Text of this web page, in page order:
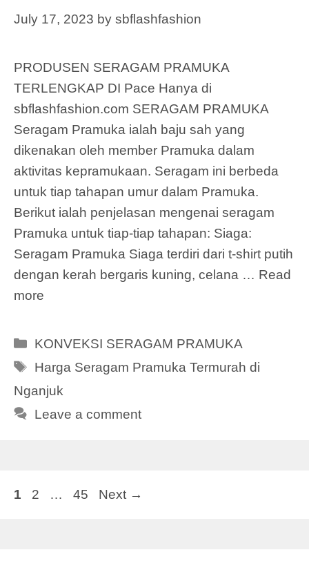
July 17, 2023 by sbflashfashion
PRODUSEN SERAGAM PRAMUKA
TERLENGKAP DI Pace Hanya di
sbflashfashion.com SERAGAM PRAMUKA
Seragam Pramuka ialah baju sah yang
dikenakan oleh member Pramuka dalam
aktivitas kepramukaan. Seragam ini berbeda
untuk tiap tahapan umur dalam Pramuka.
Berikut ialah penjelasan mengenai seragam
Pramuka untuk tiap-tiap tahapan: Siaga:
Seragam Pramuka Siaga terdiri dari t-shirt putih
dengan kerah bergaris kuning, celana … Read
more
Categories
KONVEKSI SERAGAM PRAMUKA
Tags
Harga Seragam Pramuka Termurah di
Nganjuk
Leave a comment
Page
1 Page
2 … Page
45 Next →